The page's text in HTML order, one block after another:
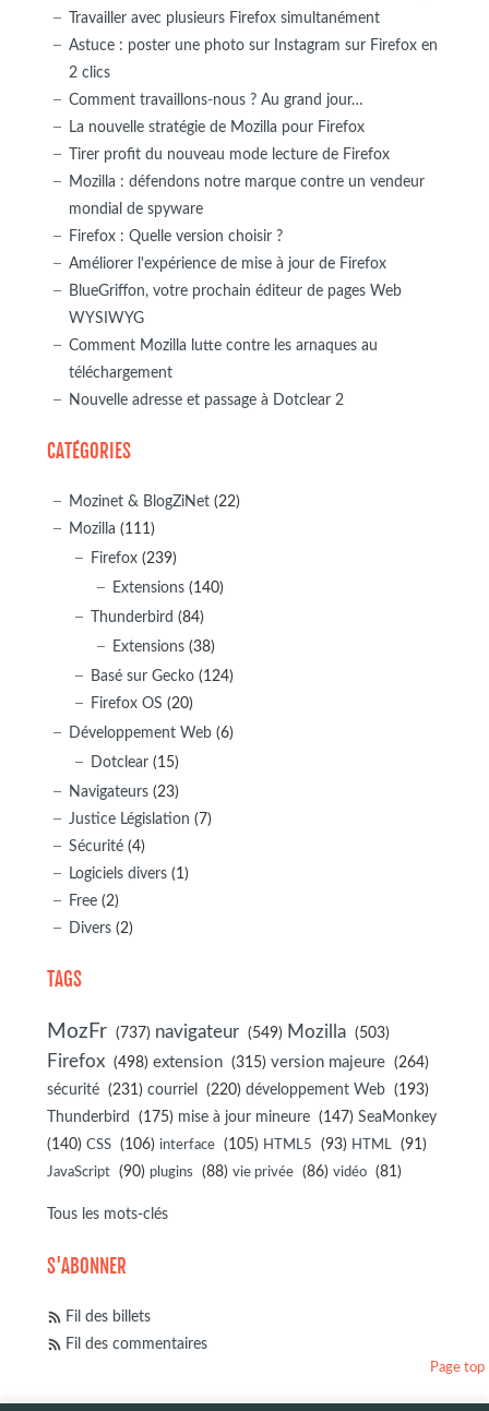
Travailler avec plusieurs Firefox simultanément
Astuce : poster une photo sur Instagram sur Firefox en
2 clics
Comment travaillons-nous ? Au grand jour…
La nouvelle stratégie de Mozilla pour Firefox
Tirer profit du nouveau mode lecture de Firefox
Mozilla : défendons notre marque contre un vendeur
mondial de spyware
Firefox : Quelle version choisir ?
Améliorer l'expérience de mise à jour de Firefox
BlueGriffon, votre prochain éditeur de pages Web
WYSIWYG
Comment Mozilla lutte contre les arnaques au
téléchargement
Nouvelle adresse et passage à Dotclear 2
CATÉGORIES
Mozinet & BlogZiNet (22)
Mozilla (111)
Firefox (239)
Extensions (140)
Thunderbird (84)
Extensions (38)
Basé sur Gecko (124)
Firefox OS (20)
Développement Web (6)
Dotclear (15)
Navigateurs (23)
Justice Législation (7)
Sécurité (4)
Logiciels divers (1)
Free (2)
Divers (2)
TAGS
MozFr (737) navigateur (549) Mozilla (503)
Firefox (498) extension (315) version majeure (264)
sécurité (231) courriel (220) développement Web (193)
Thunderbird (175) mise à jour mineure (147) SeaMonkey
(140) CSS (106) interface (105) HTML5 (93) HTML (91)
JavaScript (90) plugins (88) vie privée (86) vidéo (81)
Tous les mots-clés
S'ABONNER
Fil des billets
Fil des commentaires
Page top